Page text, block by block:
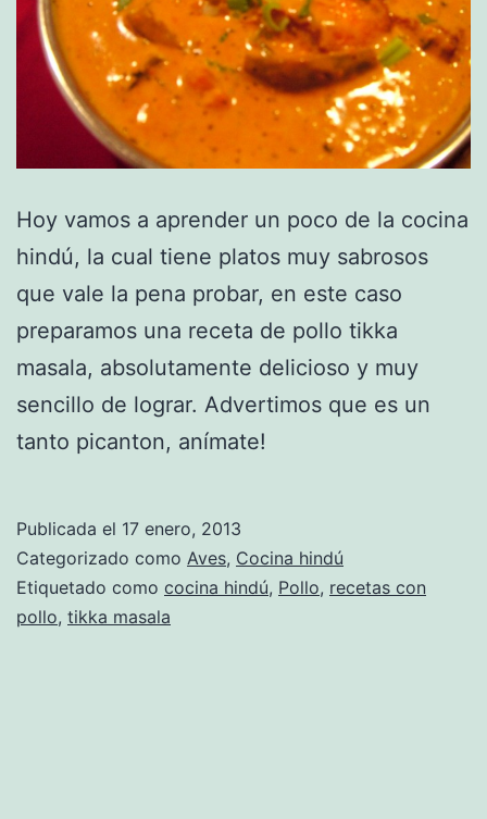
Hoy vamos a aprender un poco de la cocina
hindú, la cual tiene platos muy sabrosos
que vale la pena probar, en este caso
preparamos una receta de pollo tikka
masala, absolutamente delicioso y muy
sencillo de lograr. Advertimos que es un
tanto picanton, anímate!
Publicada el 17 enero, 2013
Categorizado como Aves, Cocina hindú
Etiquetado como cocina hindú, Pollo, recetas con
pollo, tikka masala